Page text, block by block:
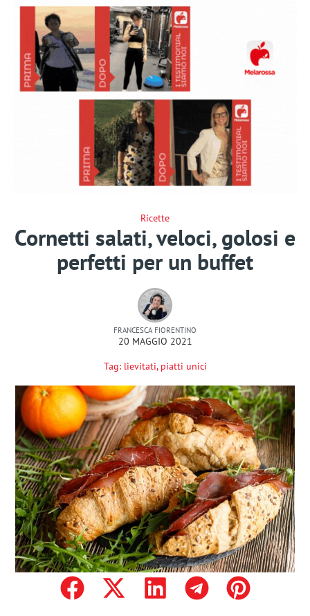
Ricette
Cornetti salati, veloci, golosi e
perfetti per un buffet
FRANCESCA FIORENTINO
20 MAGGIO 2021
Tag: lievitati, piatti unici